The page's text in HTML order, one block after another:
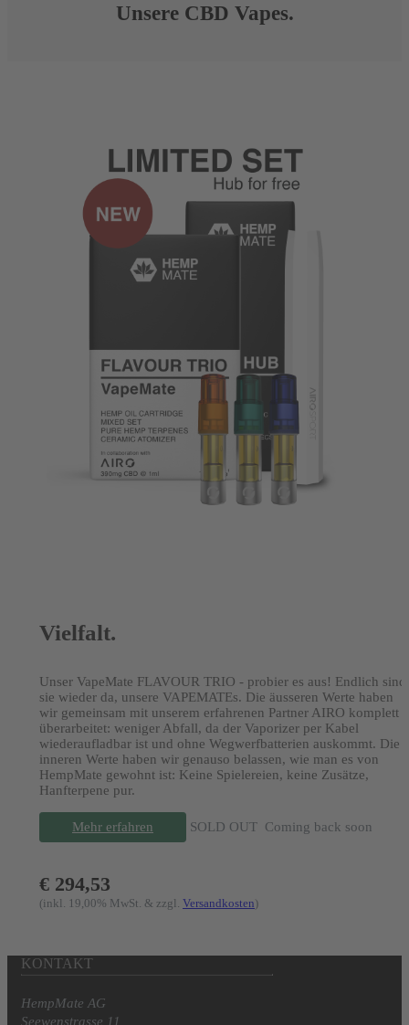
Unsere CBD Vapes.
Vielfalt.
Unser VapeMate FLAVOUR TRIO - probier es aus! Endlich sind
sie wieder da, unsere VAPEMATEs. Die äusseren Werte haben
wir gemeinsam mit unserem erfahrenen Partner AIRO komplett
überarbeitet: weniger Abfall, da der Vaporizer per Kabel
wiederaufladbar ist und ohne Wegwerfbatterien auskommt. Die
inneren Werte haben wir genauso belassen, wie man es von
HempMate gewohnt ist: Keine Spielereien, keine Zusätze,
Hanfterpene pur.
Mehr erfahren SOLD OUT Coming back soon
€ 294,53
(inkl. 19,00% MwSt. & zzgl. Versandkosten)
KONTAKT
HempMate AG
Seewenstrasse 11